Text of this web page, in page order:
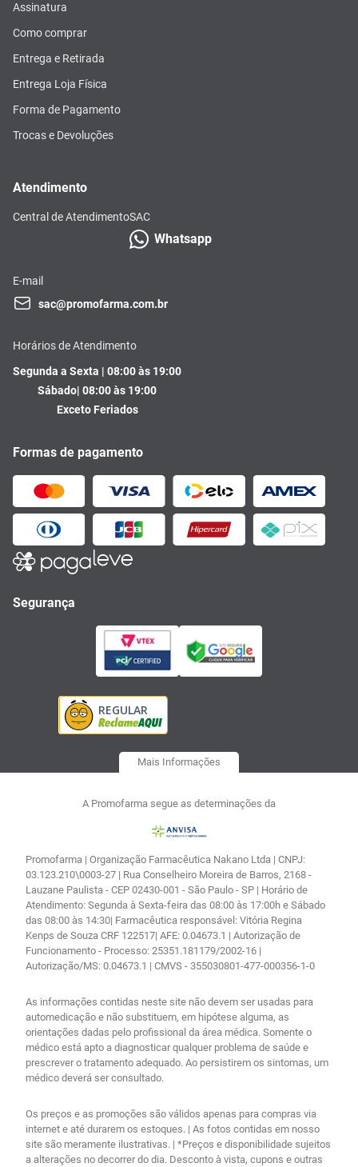
Assinatura
Como comprar
Entrega e Retirada
Entrega Loja Física
Forma de Pagamento
Trocas e Devoluções
Atendimento
Central de AtendimentoSAC
Whatsapp
E-mail
sac@promofarma.com.br
Horários de Atendimento
Segunda a Sexta | 08:00 às 19:00
Sábado| 08:00 às 19:00
Exceto Feriados
Formas de pagamento
Segurança
Mais Informações
A Promofarma segue as determinações da
Promofarma | Organização Farmacêutica Nakano Ltda | CNPJ:
03.123.210\0003-27 | Rua Conselheiro Moreira de Barros, 2168 -
Lauzane Paulista - CEP 02430-001 - São Paulo - SP | Horário de
Atendimento: Segunda à Sexta-feira das 08:00 às 17:00h e Sábado
das 08:00 às 14:30| Farmacêutica responsável: Vitória Regina
Kenps de Souza CRF 122517| AFE: 0.04673.1 | Autorização de
Funcionamento - Processo: 25351.181179/2002-16 |
Autorização/MS: 0.04673.1 | CMVS - 355030801-477-000356-1-0
As informações contidas neste site não devem ser usadas para
automedicação e não substituem, em hipótese alguma, as
orientações dadas pelo profissional da área médica. Somente o
médico está apto a diagnosticar qualquer problema de saúde e
prescrever o tratamento adequado. Ao persistirem os sintomas, um
médico deverá ser consultado.
Os preços e as promoções são válidos apenas para compras via
internet e até durarem os estoques. | As fotos contidas em nosso
site são meramente ilustrativas. | *Preços e disponibilidade sujeitos
a alterações no decorrer do dia. Desconto à vista, cupons e outras